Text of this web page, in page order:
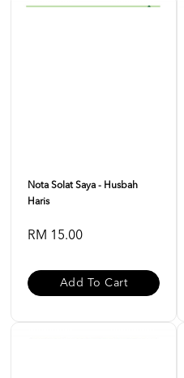
Nota Solat Saya - Husbah
Haris
RM 15.00
Add To Cart